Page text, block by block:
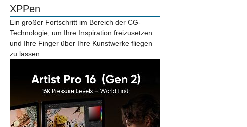
XPPen
Ein großer Fortschritt im Bereich der CG-
Technologie, um Ihre Inspiration freizusetzen
und Ihre Finger über Ihre Kunstwerke fliegen
zu lassen.